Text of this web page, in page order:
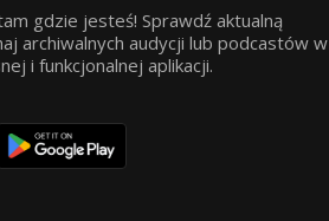
gdzie jesteś! Sprawdź aktualną
archiwalnych audycji lub podcastów w
i funkcjonalnej aplikacji.